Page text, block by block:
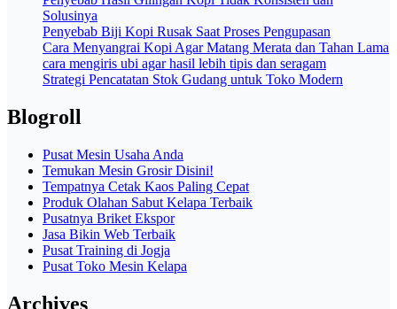
Solusinya
Penyebab Biji Kopi Rusak Saat Proses Pengupasan
Cara Menyangrai Kopi Agar Matang Merata dan Tahan Lama
cara mengiris ubi agar hasil lebih tipis dan seragam
Strategi Pencatatan Stok Gudang untuk Toko Modern
Blogroll
Pusat Mesin Usaha Anda
Temukan Mesin Grosir Disini!
Tempatnya Cetak Kaos Paling Cepat
Produk Olahan Sabut Kelapa Terbaik
Pusatnya Briket Ekspor
Jasa Bikin Web Terbaik
Pusat Training di Jogja
Pusat Toko Mesin Kelapa
Archives